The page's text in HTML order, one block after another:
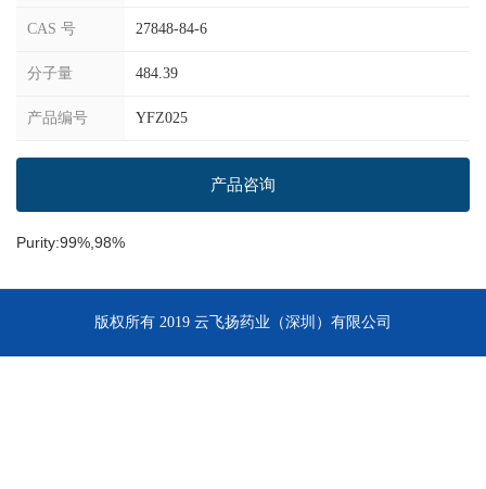
CAS 号 27848-84-6
分子量 484.39
产品编号 YFZ025
产品咨询
Purity:99%,98%
版权所有 2019 云飞扬药业（深圳）有限公司